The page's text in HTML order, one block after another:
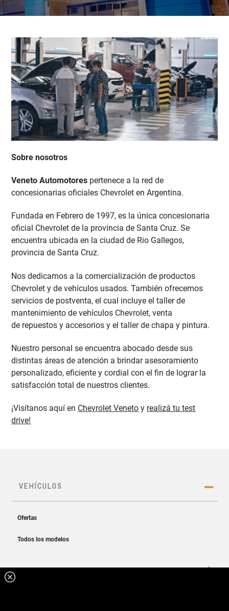
Sobre nosotros
Veneto Automotores pertenece a la red de
concesionarias oficiales Chevrolet en Argentina.
Fundada en Febrero de 1997, es la única concesionaria
oficial Chevrolet de la provincia de Santa Cruz. Se
encuentra ubicada en la ciudad de Rio Gallegos,
provincia de Santa Cruz.
Nos dedicamos a la comercialización de productos
Chevrolet y de vehículos usados. También ofrecemos
servicios de postventa, el cual incluye el taller de
mantenimiento de vehículos Chevrolet, venta
de repuestos y accesorios y el taller de chapa y pintura.
Nuestro personal se encuentra abocado desde sus
distintas áreas de atención a brindar asesoramiento
personalizado, eficiente y cordial con el fin de lograr la
satisfacción total de nuestros clientes.
¡Visítanos aquí en Chevrolet Veneto y realizá tu test
drive!